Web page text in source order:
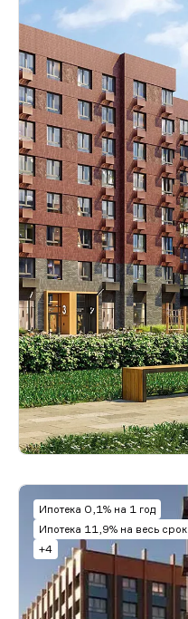
Ипотека 0,1% на 1 год
Ипотека 11,9% на весь срок
+4